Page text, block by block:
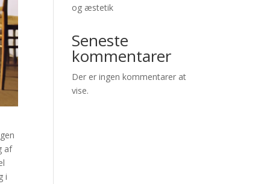
af
i
og æstetik
Seneste
kommentarer
Der er ingen kommentarer at
vise.